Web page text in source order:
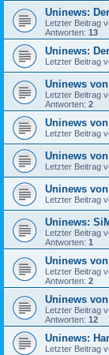
Uninews:
Letzter Beitrag
Antworten: 13
Uninews:
Letzter Beitrag
Uninews von
Letzter Beitrag
Antworten: 2
Uninews von
Letzter Beitrag
Uninews von
Letzter Beitrag
Uninews von
Letzter Beitrag
Uninews:
Letzter Beitrag
Antworten: 1
Uninews von
Letzter Beitrag
Antworten: 2
Uninews von
Letzter Beitrag
Antworten: 12
Uninews:
Letzter Beitrag